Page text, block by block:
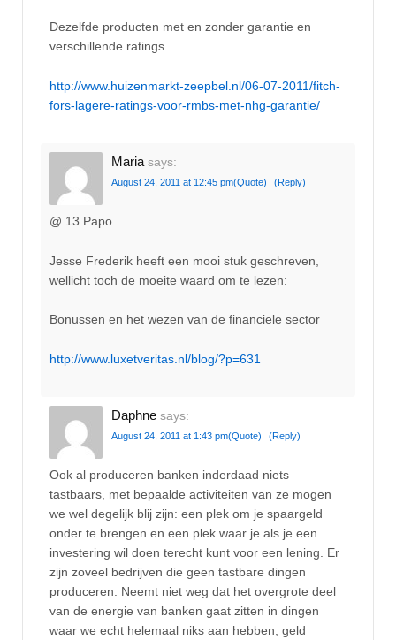
Dezelfde producten met en zonder garantie en
verschillende ratings.
http://www.huizenmarkt-zeepbel.nl/06-07-2011/fitch-
fors-lagere-ratings-voor-rmbs-met-nhg-garantie/
Maria says:
August 24, 2011 at 12:45 pm(Quote) (Reply)
@ 13 Papo
Jesse Frederik heeft een mooi stuk geschreven,
wellicht toch de moeite waard om te lezen:
Bonussen en het wezen van de financiele sector
http://www.luxetveritas.nl/blog/?p=631
Daphne says:
August 24, 2011 at 1:43 pm(Quote) (Reply)
Ook al produceren banken inderdaad niets
tastbaars, met bepaalde activiteiten van ze mogen
we wel degelijk blij zijn: een plek om je spaargeld
onder te brengen en een plek waar je als je een
investering wil doen terecht kunt voor een lening. Er
zijn zoveel bedrijven die geen tastbare dingen
produceren. Neemt niet weg dat het overgrote deel
van de energie van banken gaat zitten in dingen
waar we echt helemaal niks aan hebben, geld